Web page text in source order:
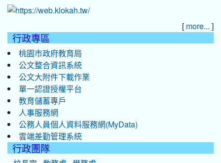
[ more... ]
行政專區
桃園市政府教育局
公文整合資訊系統
公文大附件下載作業
單一認證授權平台
教育儲蓄專戶
人事服務網
公務人員個人資料服務網(MyData)
雲端差勤管理系統
行政團隊